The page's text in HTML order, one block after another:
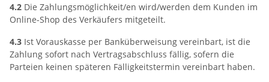
4.2 Die Zahlungsmöglichkeit/en wird/werden dem Kunden im
Online-Shop des Verkäufers mitgeteilt.
4.3 Ist Vorauskasse per Banküberweisung vereinbart, ist die
Zahlung sofort nach Vertragsabschluss fällig, sofern die
Parteien keinen späteren Fälligkeitstermin vereinbart haben.